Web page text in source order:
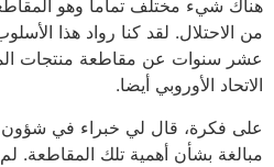
هناك شيء مختلف تماما وهو
من الاحتلال. لقد كنا رواد هذا
عشر سنوات عن مقاطعة منتجات
الاتحاد الأوروبي أيضا.
على فكرة، قال لي خبراء في شؤون
مبالغة بشأن أهمية تلك المقاطعة.